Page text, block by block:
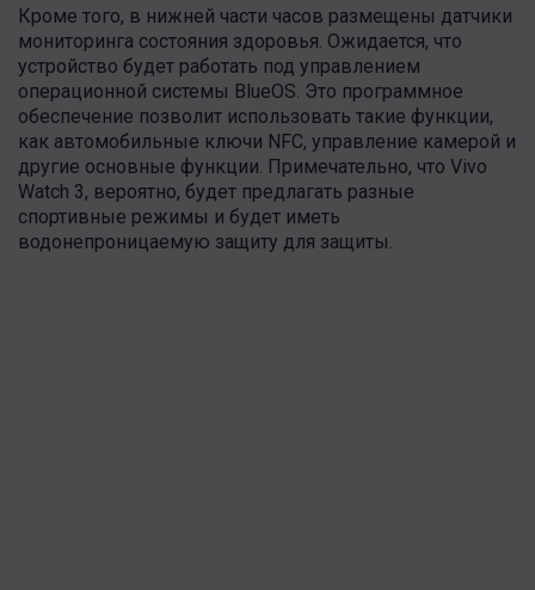
Кроме того, в нижней части часов размещены датчики
мониторинга состояния здоровья. Ожидается, что
устройство будет работать под управлением
операционной системы BlueOS. Это программное
обеспечение позволит использовать такие функции,
как автомобильные ключи NFC, управление камерой и
другие основные функции. Примечательно, что Vivo
Watch 3, вероятно, будет предлагать разные
спортивные режимы и будет иметь
водонепроницаемую защиту для защиты.